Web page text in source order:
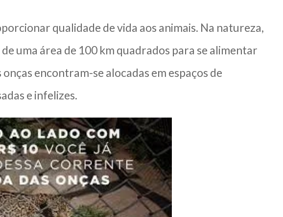
qualidade de vida aos animais. Na natureza,
uma área de 100 km quadrados para se alimentar
encontram-se alocadas em espaços de
e infelizes.